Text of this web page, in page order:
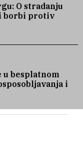
O stradanju
borbi protiv
u besplatnom
i